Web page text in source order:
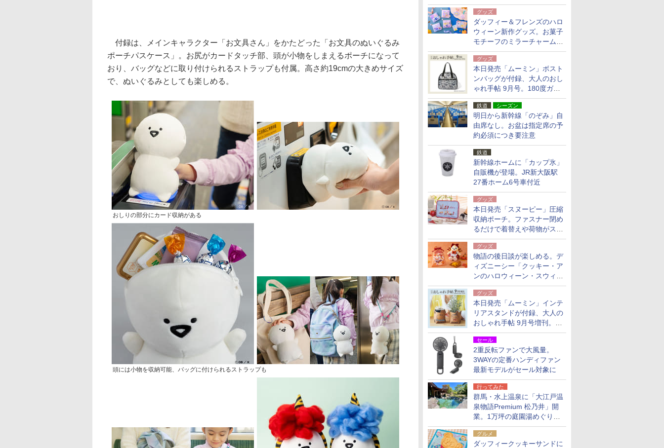
10月末まで青森空港に
グッズ
ダッフィー＆フレンズのハロ
ウィーン新作グッズ。お菓子
モチーフのミラーチャーム/
デザインポーチほか
グッズ
本日発売「ムーミン」ボスト
ンバッグが付録、大人のおし
ゃれ手帖 9月号。180度ガバ
ッと開いて大容量
鉄道 シーズン
明日から新幹線「のぞみ」自
由席なし。お盆は指定席の予
約必須につき要注意
鉄道
新幹線ホームに「カップ氷」
自販機が登場。JR新大阪駅
27番ホーム6号車付近
グッズ
本日発売「スヌーピー」圧縮
収納ポーチ。ファスナー閉め
るだけで着替えや荷物がスリ
ムにまとまる
グッズ
物語の後日談が楽しめる。デ
ィズニーシー「クッキー・ア
ンのハロウィーン・スウィー
トサプライズ」限定グッズ公
開グッズ
本日発売「ムーミン」インテ
リアスタンドが付録、大人の
おしゃれ手帖 9月号増刊。レ
ザー調で高級感ある2個セッ
トセール
2重反転ファンで大風量。
3WAYの定番ハンディファン
最新モデルがセール対象に
行ってみた
群馬・水上温泉に「大江戸温
泉物語Premium 松乃井」開
業。1万坪の庭園湯めぐり＆
豪華バイキングを体験してき
た！
グルメ
ダッフィークッキーサンドに
付録は、メインキャラクター「お文具さん」をかたどった「お文具のぬいぐるみ
ポーチパスケース」。お尻がカードタッチ部、頭が小物をしまえるポーチになって
おり、バッグなどに取り付けられるストラップも付属。高さ約19cmの大きめサイズ
で、ぬいぐるみとしても楽しめる。
おしりの部分にカード収納がある
頭には小物を収納可能、バッグに付けられるストラップも